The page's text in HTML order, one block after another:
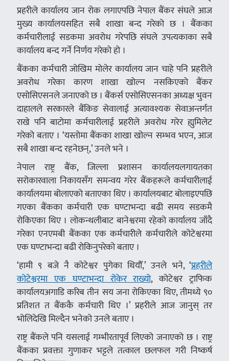
प्रहरीले कार्यालय जान रोक लगाएपछि नेपाल बैंकर संघले आज
मुख्य कार्यालयसहित सबै शाखा बन्द गरेको छ । बैंकका
कर्मचारीलाई सडकमा अवरोध गरेपछि संघले उपत्यकाका सबै
कार्यालय बन्द गर्ने निर्णय गरेको हो ।
बैंकका कर्मचारी जोखिम मोलेर कार्यालय जान चाहे पनि प्रहरीले
अवरोध गरेका कारण शाखा खोल्न नसकिएको बैंकर
एसोसिएसनले जनाएको छ । बैंकर्स एसोसिएसनका अध्यक्ष भुवन
दाहालले सरकारले बैंकिङ सेवालाई अत्यावश्यक सेवाअन्तर्गत
राखे पनि बाटोमा कर्मचारीलाई प्रहरीले अवरोध गरेर ह्युमिलेट
गरेको बताए । ‘यस्तोमा बैंकका शाखा खोल्न सम्भव भएन, आज
सबै शाखा बन्द रहनेछन्,’ उनले भने ।
नेपाल राष्ट्र बैंक, जिल्ला प्रशासन कार्यालयलगायतका
सरोकारवाला निकायसँग समन्वय गरेर बैंकहरूले कर्मचारीलाई
कार्यालयमा बोलाएको बताएका थिए । कार्यालयबाट बोलाइएपछि
गएका बैंकका कर्मचारी एक घण्टाभन्दा बढी समय सडकमै
रोकिएका थिए । लोकन्थलीबाट बानेश्वरमा रहेको कार्यालय जाँदै
गरेका एनएमबी बैंकका एक कर्मचारीले कर्मचारीले कोटेश्वरमा
एक घण्टाभन्दा बढी रोकिनुपरेको बताए ।
‘हामी ९ बजे नै कोटेश्वर पुगेका थियौँ,’ उनले भने, ‘प्रहरीले
कोटेश्वरमा एक घण्टाभन्दा रोकेर राख्यो, कोटेश्वर ट्राफिक
कार्यालयअगाडि करिब तीन सय जना रोकिएका थिए, तीमध्ये ९०
प्रतिशत त बैंककै कर्मचारी थिए ।’ प्रहरीले आज जानुस् तर
भोलिदेखि मिल्दैन भनेको उनले बताए ।
राष्ट्र बैंकले पनि यसलाई गम्भीरतापूर्व लिएको जनाएको छ । राष्ट्र
बैंकका प्रवक्ता गुणाकर भट्टले तत्काल छलफल गरी निष्कर्ष